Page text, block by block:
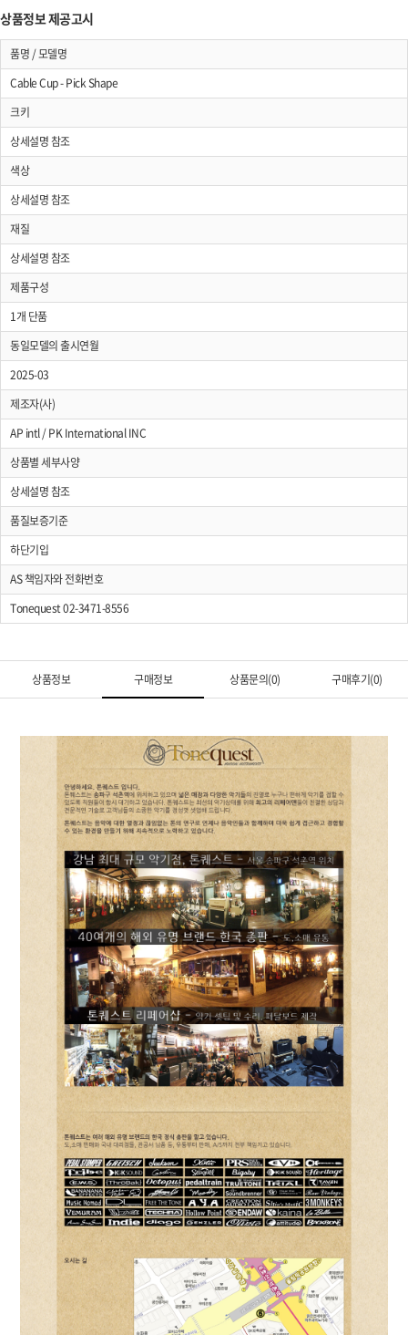
상품정보 제공고시
품명 / 모델명
Cable Cup - Pick Shape
크키
상세설명 참조
색상
상세설명 참조
재질
상세설명 참조
제품구성
1개 단품
동일모델의 출시연월
2025-03
제조자(사)
AP intl / PK International INC
상품별 세부사양
상세설명 참조
품질보증기준
하단기입
AS 책임자와 전화번호
Tonequest 02-3471-8556
상품정보 구매정보 상품문의(0) 구매후기(0)